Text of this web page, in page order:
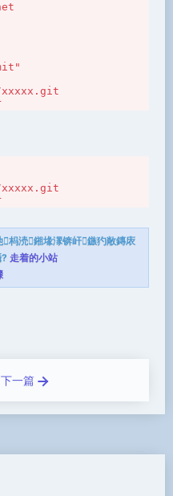
杩涜鎺堟潈锛屽鏃犳敞鏄庡
走着的小站
下一篇